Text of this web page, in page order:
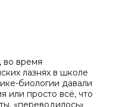
во время
лазнях в школе
биологии давали
или просто всё, что
«переводилось»